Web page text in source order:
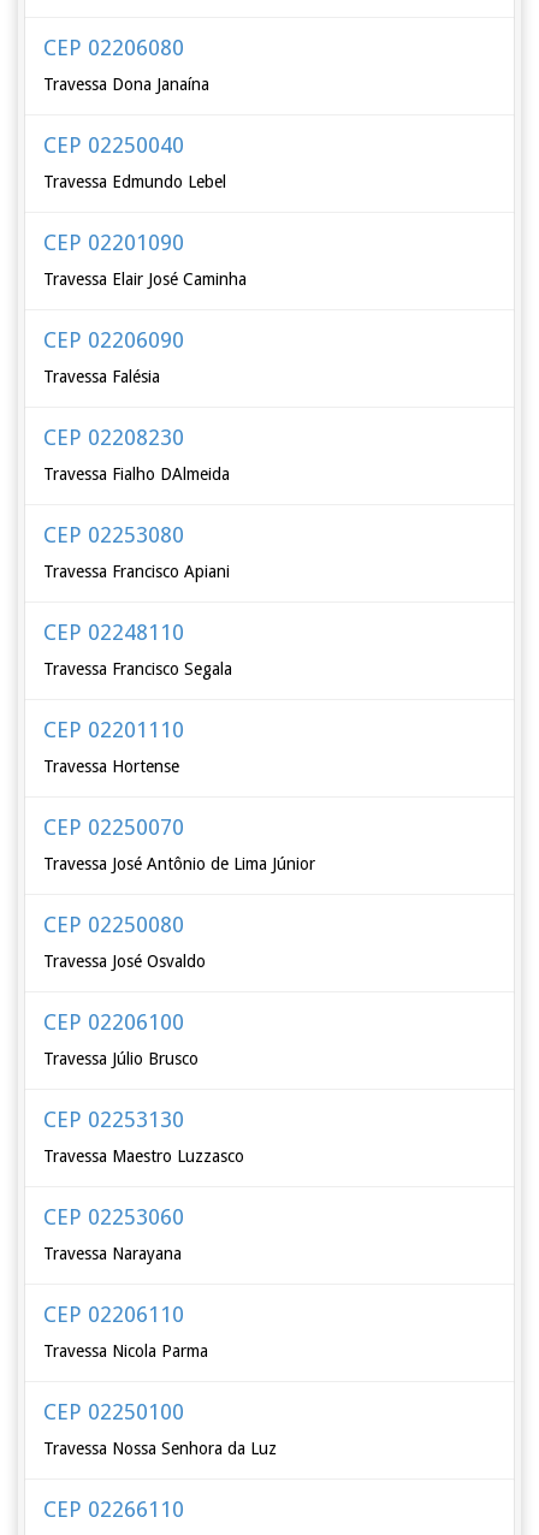
CEP 02206080
Travessa Dona Janaína
CEP 02250040
Travessa Edmundo Lebel
CEP 02201090
Travessa Elair José Caminha
CEP 02206090
Travessa Falésia
CEP 02208230
Travessa Fialho DAlmeida
CEP 02253080
Travessa Francisco Apiani
CEP 02248110
Travessa Francisco Segala
CEP 02201110
Travessa Hortense
CEP 02250070
Travessa José Antônio de Lima Júnior
CEP 02250080
Travessa José Osvaldo
CEP 02206100
Travessa Júlio Brusco
CEP 02253130
Travessa Maestro Luzzasco
CEP 02253060
Travessa Narayana
CEP 02206110
Travessa Nicola Parma
CEP 02250100
Travessa Nossa Senhora da Luz
CEP 02266110